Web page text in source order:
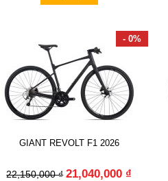
- 0%
GIANT REVOLT F1 2026
22,150,000 ₫ 21,040,000 ₫